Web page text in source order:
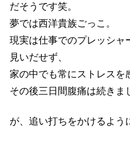
だそうです笑。
夢では西洋貴族ごっこ。
現実は仕事でのプレッシャ
見いだせず、
家の中でも常にストレスを
その後三日間腹痛は続きま
が、追い打ちをかけるよう